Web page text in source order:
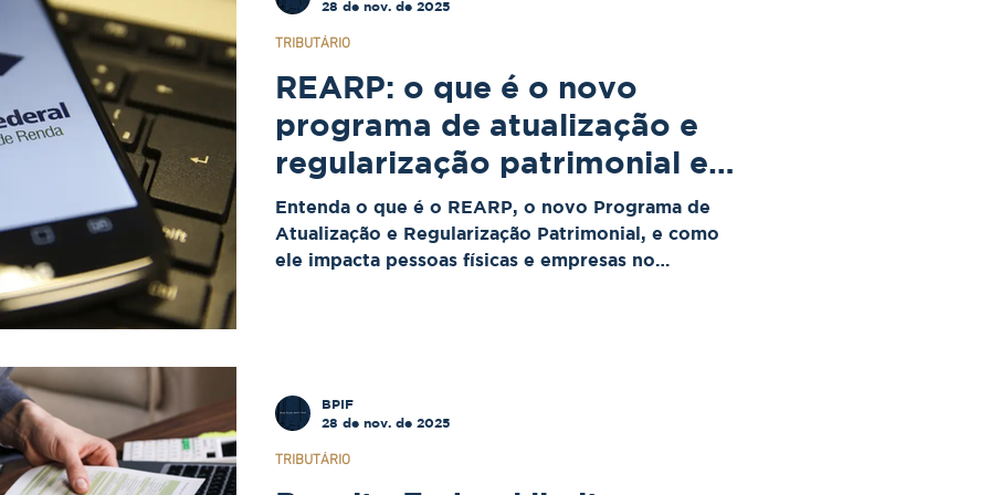
REARP: o que é o novo
programa de atualização e
regularização patrimonial e
por que ele merece atenção
Entenda o que é o REARP, o novo Programa de
Atualização e Regularização Patrimonial, e como
ele impacta pessoas físicas e empresas no
TRIBUTÁRIO
28 de nov. de 2025
TRIBUTÁRIO
BPIF
28 de nov. de 2025